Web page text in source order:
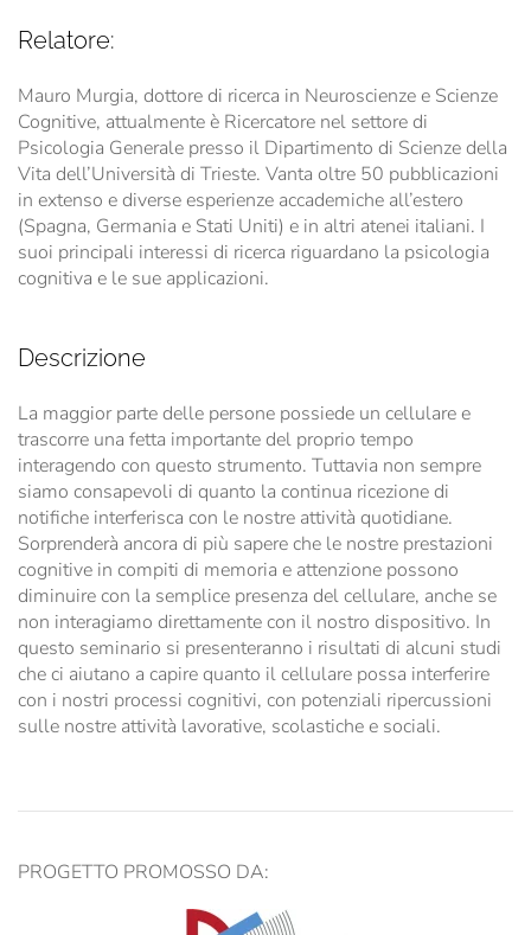
Relatore:
Mauro Murgia, dottore di ricerca in Neuroscienze e Scienze
Cognitive, attualmente è Ricercatore nel settore di
Psicologia Generale presso il Dipartimento di Scienze della
Vita dell’Università di Trieste. Vanta oltre 50 pubblicazioni
in extenso e diverse esperienze accademiche all’estero
(Spagna, Germania e Stati Uniti) e in altri atenei italiani. I
suoi principali interessi di ricerca riguardano la psicologia
cognitiva e le sue applicazioni.
Descrizione
La maggior parte delle persone possiede un cellulare e
trascorre una fetta importante del proprio tempo
interagendo con questo strumento. Tuttavia non sempre
siamo consapevoli di quanto la continua ricezione di
notifiche interferisca con le nostre attività quotidiane.
Sorprenderà ancora di più sapere che le nostre prestazioni
cognitive in compiti di memoria e attenzione possono
diminuire con la semplice presenza del cellulare, anche se
non interagiamo direttamente con il nostro dispositivo. In
questo seminario si presenteranno i risultati di alcuni studi
che ci aiutano a capire quanto il cellulare possa interferire
con i nostri processi cognitivi, con potenziali ripercussioni
sulle nostre attività lavorative, scolastiche e sociali.
PROGETTO PROMOSSO DA: